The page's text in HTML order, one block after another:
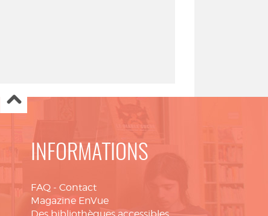
INFORMATIONS
FAQ - Contact
Magazine EnVue